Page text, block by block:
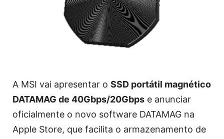
A MSI vai apresentar o SSD portátil magnético
DATAMAG de 40Gbps/20Gbps e anunciar
oficialmente o novo software DATAMAG na
Apple Store, que facilita o armazenamento de